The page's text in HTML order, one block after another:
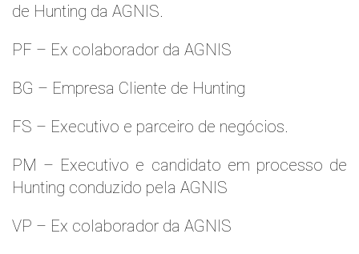
de Hunting da AGNIS.
PF – Ex colaborador da AGNIS
BG – Empresa Cliente de Hunting
FS – Executivo e parceiro de negócios.
PM – Executivo e candidato em processo de
Hunting conduzido pela AGNIS
VP – Ex colaborador da AGNIS